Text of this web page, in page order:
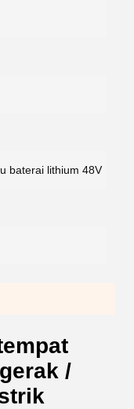
baterai lithium 48V
/